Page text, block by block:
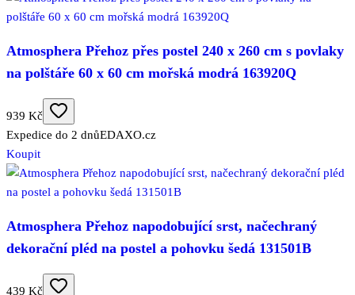
Atmosphera Přehoz přes postel 240 x 260 cm s povlaky
na polštáře 60 x 60 cm mořská modrá 163920Q
939 Kč
Expedice do 2 dnůEDAXO.cz
Koupit
Atmosphera Přehoz napodobující srst, načechraný
dekorační pléd na postel a pohovku šedá 131501B
439 Kč